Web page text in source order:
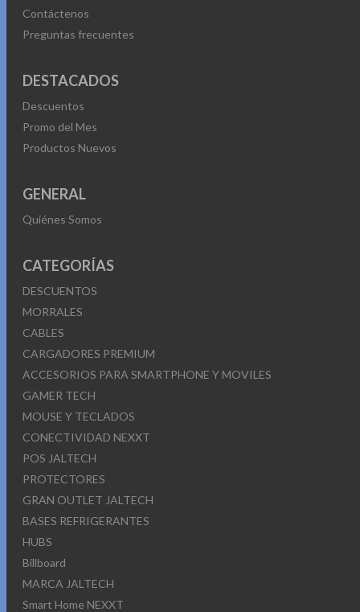
Contáctenos
Preguntas frecuentes
DESTACADOS
Descuentos
Promo del Mes
Productos Nuevos
GENERAL
Quiénes Somos
CATEGORÍAS
DESCUENTOS
MORRALES
CABLES
CARGADORES PREMIUM
ACCESORIOS PARA SMARTPHONE Y MOVILES
GAMER TECH
MOUSE Y TECLADOS
CONECTIVIDAD NEXXT
POS JALTECH
PROTECTORES
GRAN OUTLET JALTECH
BASES REFRIGERANTES
HUBS
Billboard
MARCA JALTECH
Smart Home NEXXT